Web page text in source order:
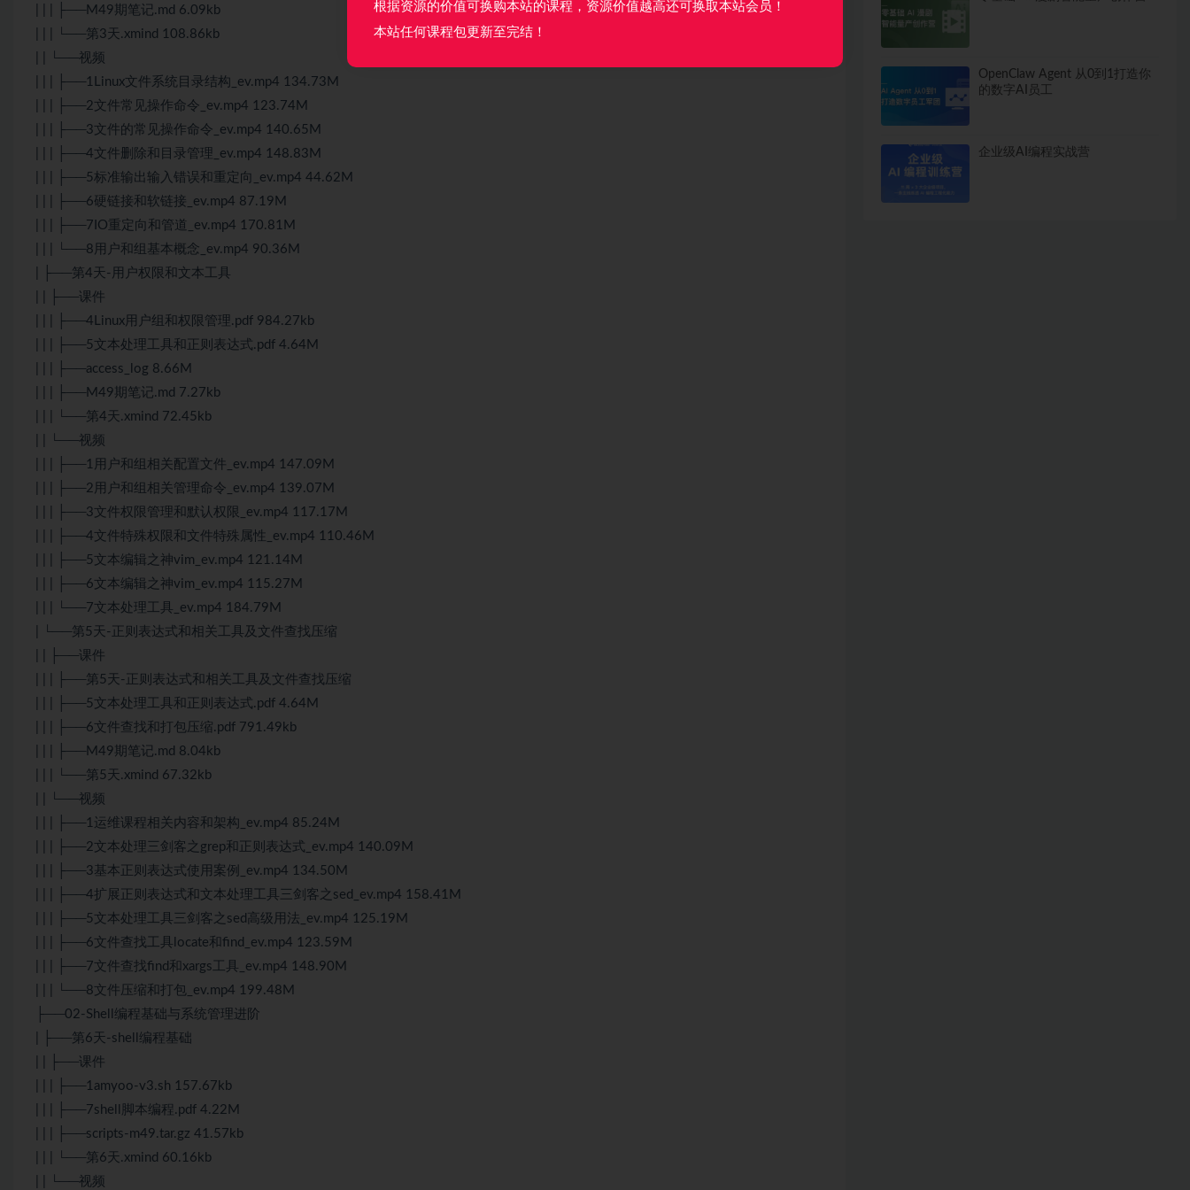
| | | ├──M49期笔记.md 6.09kb
| | | └──第3天.xmind 108.86kb
| | └──视频
| | | ├──1Linux文件系统目录结构_ev.mp4 134.73M
| | | ├──2文件常见操作命令_ev.mp4 123.74M
| | | ├──3文件的常见操作命令_ev.mp4 140.65M
| | | ├──4文件删除和目录管理_ev.mp4 148.83M
| | | ├──5标准输出输入错误和重定向_ev.mp4 44.62M
| | | ├──6硬链接和软链接_ev.mp4 87.19M
| | | ├──7IO重定向和管道_ev.mp4 170.81M
| | | └──8用户和组基本概念_ev.mp4 90.36M
| ├──第4天-用户权限和文本工具
| | ├──课件
| | | ├──4Linux用户组和权限管理.pdf 984.27kb
| | | ├──5文本处理工具和正则表达式.pdf 4.64M
| | | ├──access_log 8.66M
| | | ├──M49期笔记.md 7.27kb
| | | └──第4天.xmind 72.45kb
| | └──视频
| | | ├──1用户和组相关配置文件_ev.mp4 147.09M
| | | ├──2用户和组相关管理命令_ev.mp4 139.07M
| | | ├──3文件权限管理和默认权限_ev.mp4 117.17M
| | | ├──4文件特殊权限和文件特殊属性_ev.mp4 110.46M
| | | ├──5文本编辑之神vim_ev.mp4 121.14M
| | | ├──6文本编辑之神vim_ev.mp4 115.27M
| | | └──7文本处理工具_ev.mp4 184.79M
| └──第5天-正则表达式和相关工具及文件查找压缩
| | ├──课件
| | | ├──第5天-正则表达式和相关工具及文件查找压缩
| | | ├──5文本处理工具和正则表达式.pdf 4.64M
| | | ├──6文件查找和打包压缩.pdf 791.49kb
| | | ├──M49期笔记.md 8.04kb
| | | └──第5天.xmind 67.32kb
| | └──视频
| | | ├──1运维课程相关内容和架构_ev.mp4 85.24M
| | | ├──2文本处理三剑客之grep和正则表达式_ev.mp4 140.09M
| | | ├──3基本正则表达式使用案例_ev.mp4 134.50M
| | | ├──4扩展正则表达式和文本处理工具三剑客之sed_ev.mp4 158.41M
| | | ├──5文本处理工具三剑客之sed高级用法_ev.mp4 125.19M
| | | ├──6文件查找工具locate和find_ev.mp4 123.59M
| | | ├──7文件查找find和xargs工具_ev.mp4 148.90M
| | | └──8文件压缩和打包_ev.mp4 199.48M
├──02-Shell编程基础与系统管理进阶
| ├──第6天-shell编程基础
| | ├──课件
| | | ├──1amyoo-v3.sh 157.67kb
| | | ├──7shell脚本编程.pdf 4.22M
| | | ├──scripts-m49.tar.gz 41.57kb
| | | └──第6天.xmind 60.16kb
| | └──视频
OpenClaw Agent 从0到1打造你
的数字AI员工
企业级AI编程实战营
根据资源的价值可换购本站的课程，资源价值越高还可换取本站会员！
本站任何课程包更新至完结！